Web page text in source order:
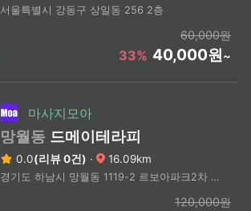
서울특별시 강동구 상일동 256 2층
60,000원
33% 40,000원~
마사지모아
망월동 드메이테라피
0.0(리뷰 0건) · 16.09km
경기도 하남시 망월동 1119-2 르보아파크2차 311호
120,000원